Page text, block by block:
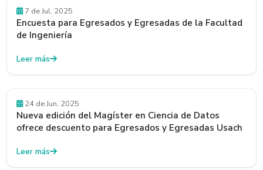
Convocatorias
7 de Jul, 2025
Encuesta para Egresados y Egresadas de la Facultad
de Ingeniería
Leer más
Beneficios
24 de Jun, 2025
Nueva edición del Magíster en Ciencia de Datos
ofrece descuento para Egresados y Egresadas Usach
Leer más